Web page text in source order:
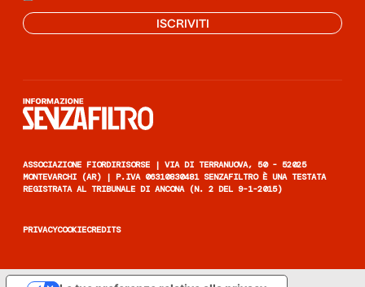
ISCRIVITI
ASSOCIAZIONE FIORDIRISORSE | VIA DI TERRANUOVA, 50 - 52025
MONTEVARCHI (AR) | P.IVA 06310830481 SENZAFILTRO È UNA TESTATA
REGISTRATA AL TRIBUNALE DI ANCONA (N. 2 DEL 9-1-2015)
PRIVACYCOOKIECREDITS